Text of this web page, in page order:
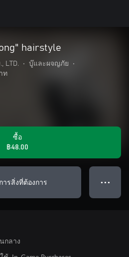
hairstyle
LTD. • บู๊และผจญภัย
•
ท
ซื้อ
฿48.00
ารสิ่งที่ต้องการ ● ● ●
กลาง